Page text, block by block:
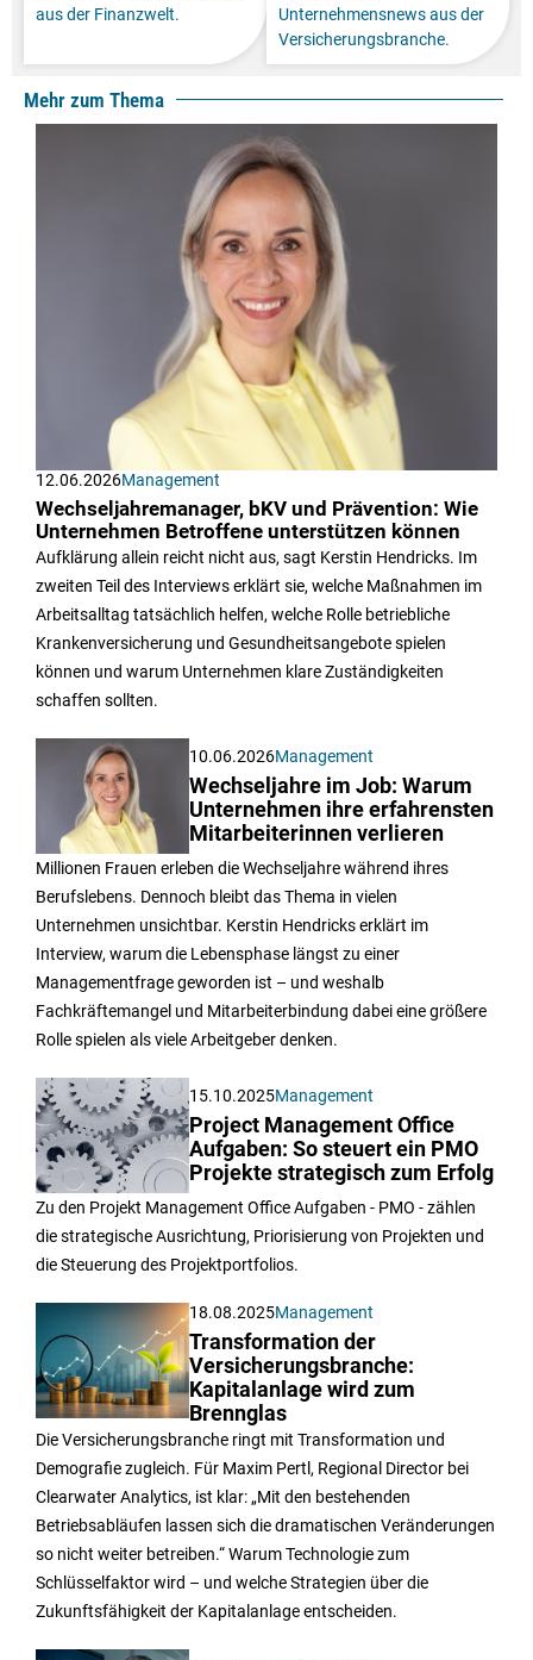
aus der Finanzwelt.
Unternehmensnews aus der
Versicherungsbranche.
Mehr zum Thema
12.06.2026Management
Wechseljahremanager, bKV und Prävention: Wie
Unternehmen Betroffene unterstützen können
Aufklärung allein reicht nicht aus, sagt Kerstin Hendricks. Im
zweiten Teil des Interviews erklärt sie, welche Maßnahmen im
Arbeitsalltag tatsächlich helfen, welche Rolle betriebliche
Krankenversicherung und Gesundheitsangebote spielen
können und warum Unternehmen klare Zuständigkeiten
schaffen sollten.
10.06.2026Management
Wechseljahre im Job: Warum
Unternehmen ihre erfahrensten
Mitarbeiterinnen verlieren
Millionen Frauen erleben die Wechseljahre während ihres
Berufslebens. Dennoch bleibt das Thema in vielen
Unternehmen unsichtbar. Kerstin Hendricks erklärt im
Interview, warum die Lebensphase längst zu einer
Managementfrage geworden ist – und weshalb
Fachkräftemangel und Mitarbeiterbindung dabei eine größere
Rolle spielen als viele Arbeitgeber denken.
15.10.2025Management
Project Management Office
Aufgaben: So steuert ein PMO
Projekte strategisch zum Erfolg
Zu den Projekt Management Office Aufgaben - PMO - zählen
die strategische Ausrichtung, Priorisierung von Projekten und
die Steuerung des Projektportfolios.
18.08.2025Management
Transformation der
Versicherungsbranche:
Kapitalanlage wird zum
Brennglas
Die Versicherungsbranche ringt mit Transformation und
Demografie zugleich. Für Maxim Pertl, Regional Director bei
Clearwater Analytics, ist klar: „Mit den bestehenden
Betriebsabläufen lassen sich die dramatischen Veränderungen
so nicht weiter betreiben.“ Warum Technologie zum
Schlüsselfaktor wird – und welche Strategien über die
Zukunftsfähigkeit der Kapitalanlage entscheiden.